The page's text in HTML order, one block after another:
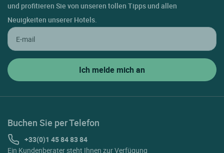
und profitieren Sie von unseren tollen Tipps und allen
Neuigkeiten unserer Hotels.
Buchen Sie per Telefon
+33(0)1 45 84 83 84
Ein Kundenberater steht Ihnen zur Verfügung